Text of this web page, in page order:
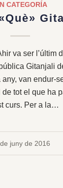
CATEGORÍA
va ser l’últim
Gitanjali
van endur-
tot el que ha
curs. Per a la…
juny de 2016